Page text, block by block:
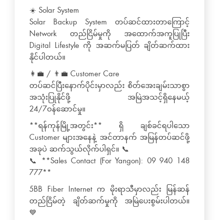
☀️ Solar System
Solar Backup System တပ်ဆင်ထားတာကြောင့်
Network တည်ငြိမ်မှုကို အထောက်အကူပြုပြီး
Digital Lifestyle ကို အဆက်မပြတ် ချိတ်ဆက်ထား
နိုင်ပါတယ်။
👩‍💼 / 👨‍💼 Customer Care
တပ်ဆင်ပြီးနောက်ပိုင်းမှာလည်း စိတ်အေးချမ်းသာစွာ
အသုံးပြုနိုင်ဖို့ အမြဲအသင့်ရှိနေမယ့်
24/7ဝန်ဆောင်မှု။
**ရန်ကုန်မြို့အတွင်း** ရှိ ချစ်ခင်ရပါသော
Customer များအနေနဲ့ အင်တာနက် အမြန်တပ်ဆင်ဖို့
အခုပဲ ဆက်သွယ်လိုက်ပါရှင်။ 📞
📞 **Sales Contact (For Yangon): 09 940 148
777**
5BB Fiber Internet က မိုးရာသီမှာလည်း မြန်ဆန်
တည်ငြိမ်တဲ့ ချိတ်ဆက်မှုကို အမြဲပေးစွမ်းပါတယ်။
💙